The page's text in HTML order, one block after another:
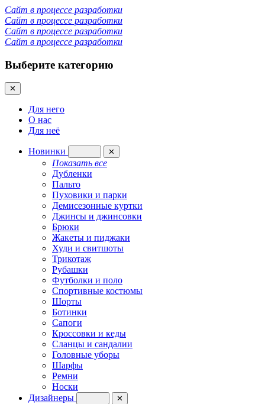
Сайт в процессе разработки
Сайт в процессе разработки
Сайт в процессе разработки
Сайт в процессе разработки
Выберите категорию
✕
Для него
О нас
Для неё
Новинки ✕
Показать все
Дубленки
Пальто
Пуховики и парки
Демисезонные куртки
Джинсы и джинсовки
Брюки
Жакеты и пиджаки
Худи и свитшоты
Трикотаж
Рубашки
Футболки и поло
Спортивные костюмы
Шорты
Ботинки
Сапоги
Кроссовки и кеды
Сланцы и сандалии
Головные уборы
Шарфы
Ремни
Носки
Дизайнеры
✕